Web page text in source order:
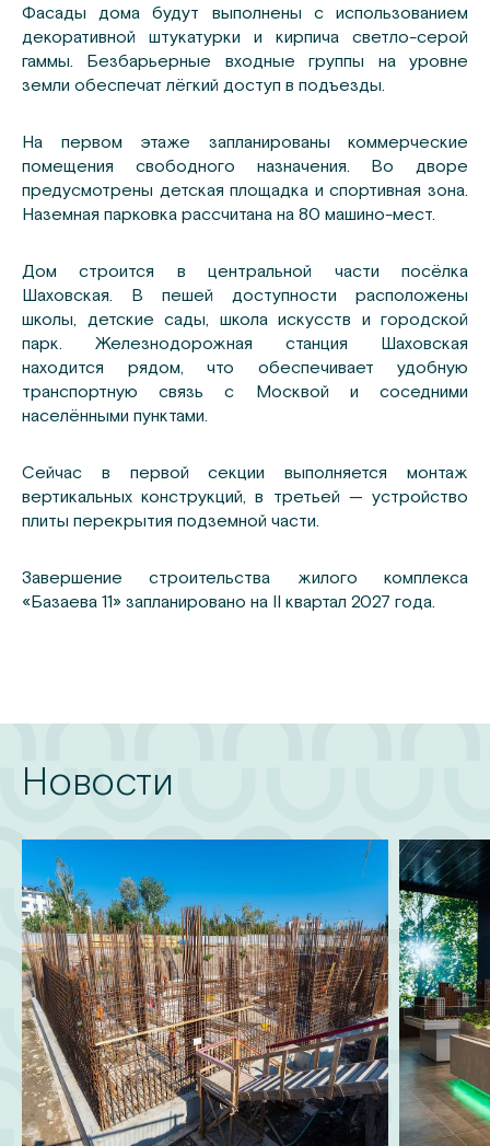
Фасады дома будут выполнены с использованием
декоративной штукатурки и кирпича светло-серой
гаммы. Безбарьерные входные группы на уровне
земли обеспечат лёгкий доступ в подъезды.
На первом этаже запланированы коммерческие
помещения свободного назначения. Во дворе
предусмотрены детская площадка и спортивная зона.
Наземная парковка рассчитана на 80 машино-мест.
Дом строится в центральной части посёлка
Шаховская. В пешей доступности расположены
школы, детские сады, школа искусств и городской
парк. Железнодорожная станция Шаховская
находится рядом, что обеспечивает удобную
транспортную связь с Москвой и соседними
населёнными пунктами.
Сейчас в первой секции выполняется монтаж
вертикальных конструкций, в третьей — устройство
плиты перекрытия подземной части.
Завершение строительства жилого комплекса
«Базаева 11» запланировано на II квартал 2027 года.
Новости